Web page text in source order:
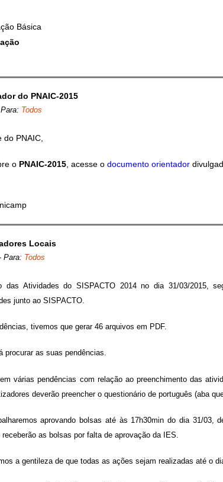
Básica
do PNAIC-2015
Para: Todos
PNAIC,
o PNAIC-2015 , acesse odocumento orientador
Locais
Para: Todos
das Atividades do SISPACTO 2014 no dia 31/03/2015,
junto ao SISPACTO.
tivemos que gerar 46 arquivos em PDF.
procurar as suas pendências.
várias pendências com relação ao preenchimento das
deverão preencher o questionário de português (aba
aprovando bolsas até às 17h30min do dia 31/03,
as bolsas por falta de aprovação da IES.
a gentileza de que todas as ações sejam realizadas até o